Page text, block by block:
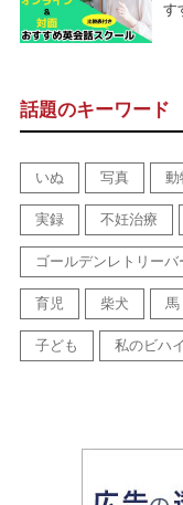
す
話題のキーワード
いぬ 写真 動
実録 不妊治療
ゴールデンレトリーバ
育児 柴犬 馬
子ども 私のビハ